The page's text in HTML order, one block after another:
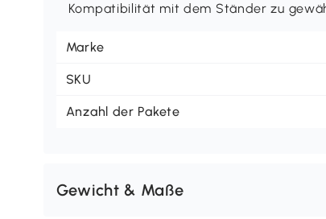
Kompatibilität mit dem Ständer zu
Marke
SKU
Anzahl der Pakete
Gewicht & Maße